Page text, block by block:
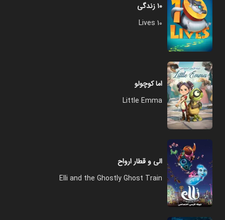
۱۰ زندگی
10 Lives
اما کوچولو
Little Emma
الی و قطار ارواح
Elli and the Ghostly Ghost Train